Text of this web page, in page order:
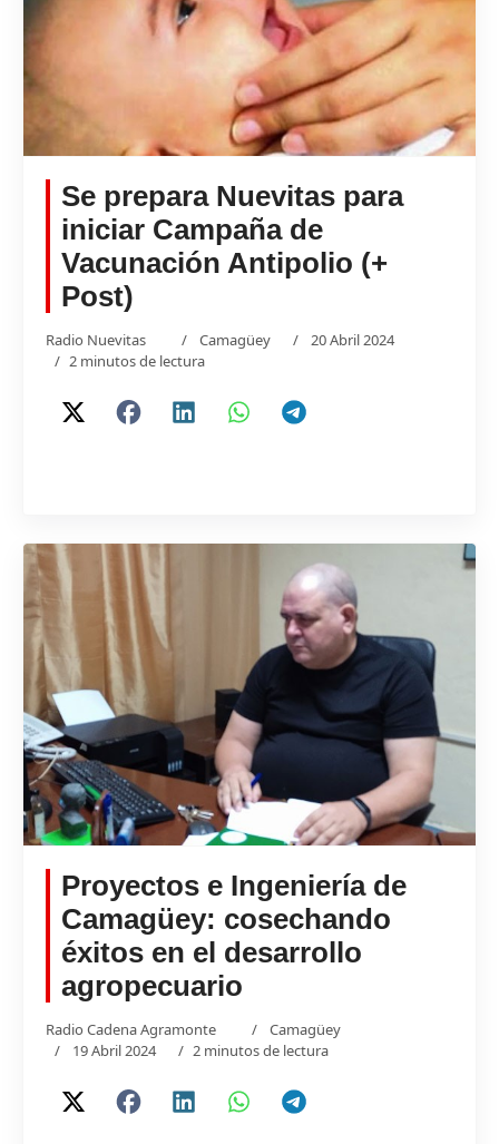
Se prepara Nuevitas para
iniciar Campaña de
Vacunación Antipolio (+
Post)
Radio Nuevitas Camagüey
20 Abril 2024
2 minutos de lectura
Proyectos e Ingeniería de
Camagüey: cosechando
éxitos en el desarrollo
agropecuario
Radio Cadena Agramonte
Camagüey
19 Abril 2024
2 minutos de lectura